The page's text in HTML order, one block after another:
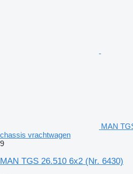
MAN
chassis vrachtwagen
9
MAN TGS 26.510 6x2 (Nr. 6430)